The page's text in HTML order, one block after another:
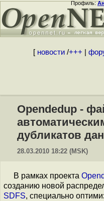
Профиль:
[ новости/+++
Opendedup -
дубликатов
28.03.2010 18:22 (MSK)
В рамках проекта
созданию новой
SDFS, специально